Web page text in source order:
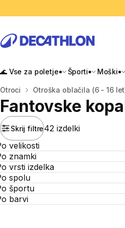
🌊 Vse za poletje Športi Moški
Domov
Otroci Otroška oblačila (6 - 16
Fantovske
Skrij filtre42 izdelki
velikosti
znamki
vrsti izdelka
spolu
športu
barvi